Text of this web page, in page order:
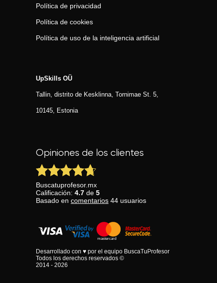
Política de privacidad
Política de cookies
Política de uso de la inteligencia artificial
UpSkills OÜ
Tallin, distrito de Kesklinna, Tornimаe St. 5,
10145, Estonia
Opiniones de los clientes
Buscatuprofesor.mx
Calificación: 4.7 de 5
Basado en comentarios 44 usuarios
Desarrollado con ♥ por el equipo BuscaTuProfesor
Todos los derechos reservados ©
2014 - 2026